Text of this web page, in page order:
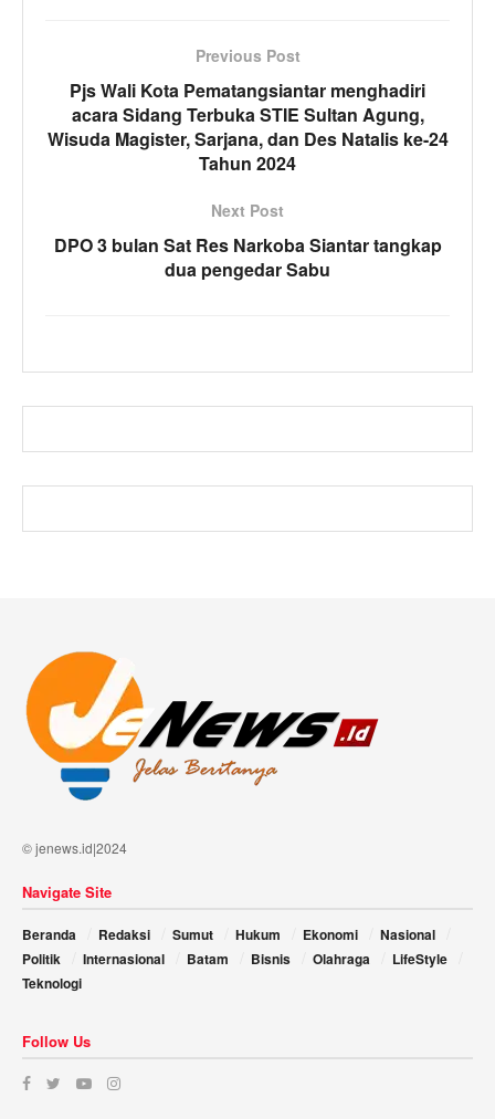
Previous Post
Pjs Wali Kota Pematangsiantar menghadiri
acara Sidang Terbuka STIE Sultan Agung,
Wisuda Magister, Sarjana, dan Des Natalis ke-24
Tahun 2024
Next Post
DPO 3 bulan Sat Res Narkoba Siantar tangkap
dua pengedar Sabu
© jenews.id|2024
Navigate Site
Beranda Redaksi Sumut Hukum Ekonomi
Nasional
Politik
Internasional Batam Bisnis Olahraga
LifeStyle
Teknologi
Follow Us